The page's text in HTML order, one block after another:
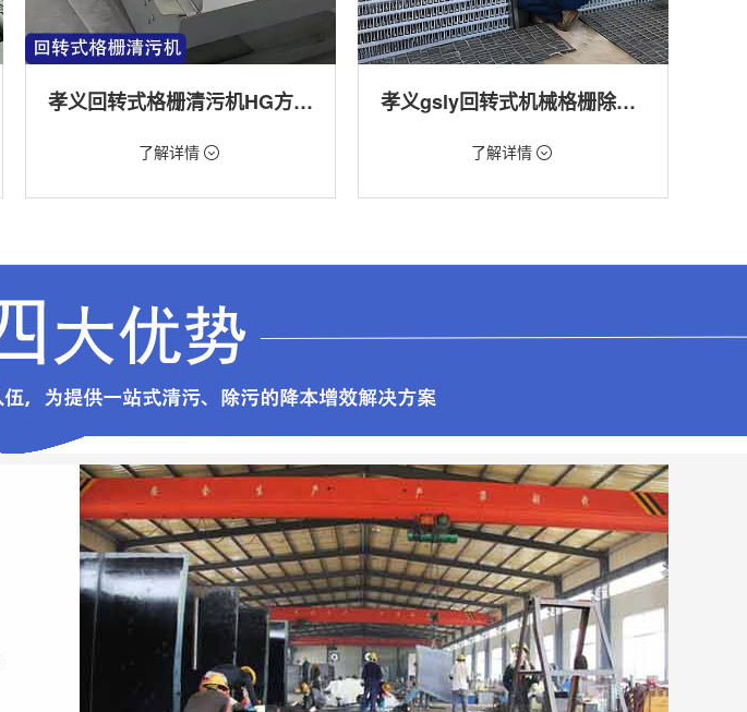
孝义回转式格栅清污机HG方型-连续式自动清污优选设备
价格：9888元/台
机
了解详情
孝义gsly回转式机械格栅除污机
价格：1.66万/台
机
了解详情